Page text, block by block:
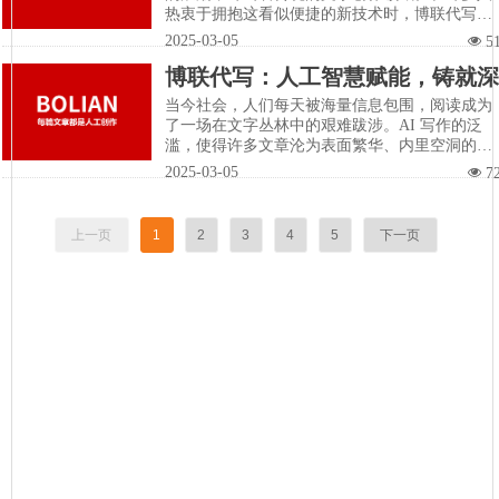
热衷于拥抱这看似便捷的新技术时，博联代写却
如一位坚毅的舵手，牢牢握住人工写作的船桨，
字的深邃海洋。
넶
2025-03-05
博联代写：人工智慧赋能，铸就深
度好文的不二之选
当今社会，人们每天被海量信息包围，阅读成为
了一场在文字丛林中的艰难跋涉。AI 写作的泛
滥，使得许多文章沦为表面繁华、内里空洞的
“快餐文学”，徒增人们的信息疲劳。而博联代넶
2025-03-05
上一页 1 2 3 4 5 下一页